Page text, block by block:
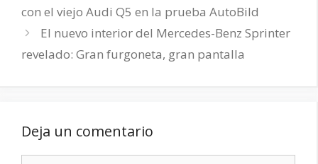
con el viejo Audi Q5 en la prueba AutoBild
El nuevo interior del Mercedes-Benz Sprinter
revelado: Gran furgoneta, gran pantalla
Deja un comentario